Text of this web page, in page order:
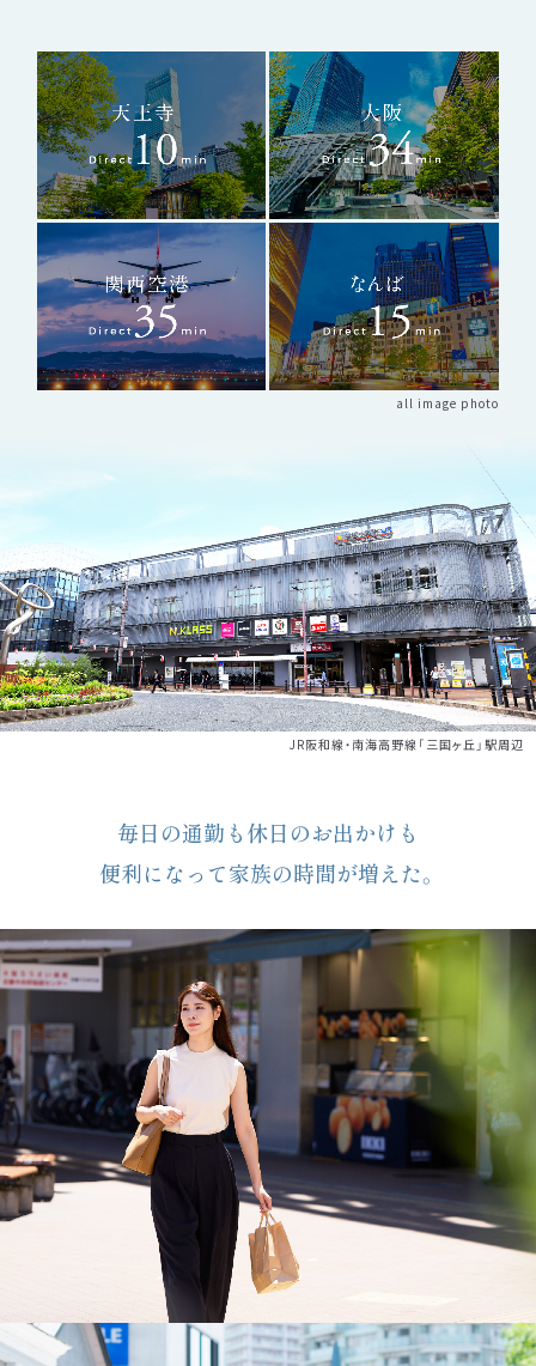
all image photo
JR阪和線・南海高野線「三国ヶ丘」駅周辺
毎日の通勤も休日のお出かけも
便利になって家族の時間が増えた。